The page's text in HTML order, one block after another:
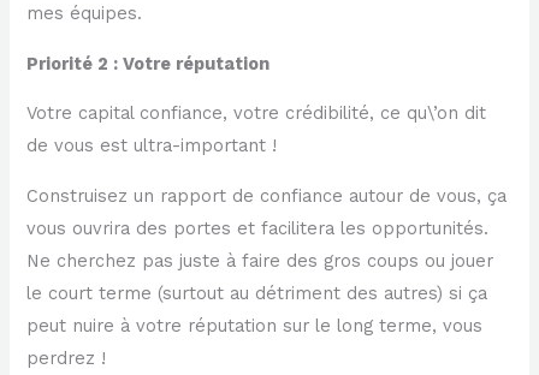
mes équipes.
Priorité 2 : Votre réputation
Votre capital confiance, votre crédibilité, ce qu\’on dit
de vous est ultra-important !
Construisez un rapport de confiance autour de vous, ça
vous ouvrira des portes et facilitera les opportunités.
Ne cherchez pas juste à faire des gros coups ou jouer
le court terme (surtout au détriment des autres) si ça
peut nuire à votre réputation sur le long terme, vous
perdrez !